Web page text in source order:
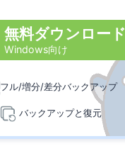
無料ダウンロード
Windows向け
フル/増分/差分バックアップ
バックアップと復元